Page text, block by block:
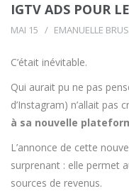
IGTV ADS POUR
MAI 15 EMANUELLE
C’était inévitable.
Qui aurait pu ne pas
d’Instagram) n’allait pas
à sa nouvelle
L’annonce de cette
surprenant : elle permet
sources de revenus.